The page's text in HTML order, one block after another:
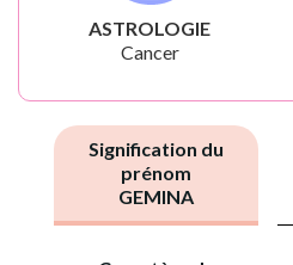
ASTROLOGIE
Cancer
Signification du
prénom
GEMINA